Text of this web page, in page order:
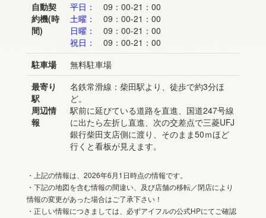
自動契
約機(時
間)
平日：
09：00-21：00
土曜：
09：00-21：00
日曜：
09：00-21：00
祝日：
09：00-21：00
駐車場
無料駐車場
最寄り
駅
周辺情
報
名鉄常滑線：柴田駅より、徒歩で約3分ほ
ど。
駅前に延びている道路を直進、国道247号線
に出たら左折し直進、次の交差点で三菱UFJ
銀行柴田支店側に渡り、そのまま50ｍほど
行くと看板が見えます。
・上記の情報は、2026年6月1日時点の情報です。
・下記の地図を含む情報の間違い、及び店舗の移転／閉店により
情報の変更があった場合はご了承下さい！
・正しい情報につきましては、必ずアイフルの公式HPにてご確認